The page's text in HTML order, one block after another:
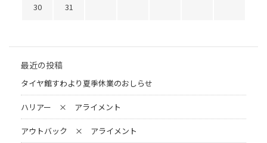
30
31
最近の投稿
タイヤ館すわより夏季休業のおしらせ
ハリアー × アライメント
アウトバック × アライメント